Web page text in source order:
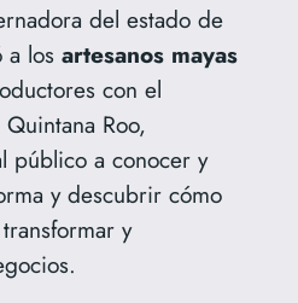
del estado de
a los artesanos mayas
con el
Roo,
público a conocer y
y descubrir cómo
y